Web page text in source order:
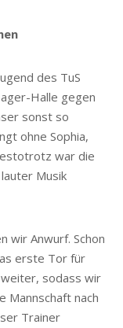
des TuS
Halle gegen
sonst so
ohne Sophia,
war die
Musik
wir Anwurf. Schon
erste Tor für
sodass wir
Mannschaft nach
Trainer